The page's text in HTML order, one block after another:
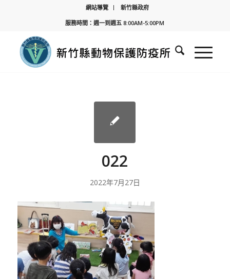
網站導覽
新竹縣政府
服務時間：週一到週五 8:00AM-5:00PM
022
2022年7月27日